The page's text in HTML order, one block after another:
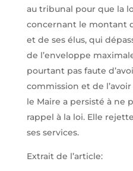
au tribunal pour que la
concernant le montant
et de ses élus, qui
de l’enveloppe
pourtant pas faute
commission et de
le Maire a persisté à ne
rappel à la loi. Elle
ses services.
Extrait de l’article: